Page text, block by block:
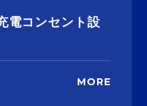
コンセント設
MORE